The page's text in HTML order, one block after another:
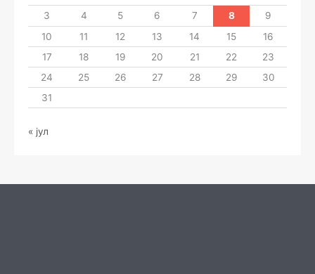
3
4 5 6 7 8
9
10
11 12 13 14 15
16
17
18 19 20 21 22
23
24
25 26 27 28 29
30
31
« јул